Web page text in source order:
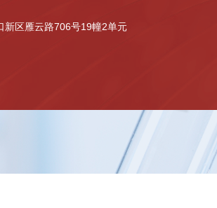
新区雁云路706号19幢2单元